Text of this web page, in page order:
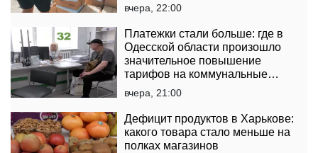
вчера, 22:00
Платежки стали больше: где в
Одесской области произошло
значительное повышение
тарифов на коммунальные
услуги
вчера, 21:00
Дефицит продуктов в Харькове:
какого товара стало меньше на
полках магазинов